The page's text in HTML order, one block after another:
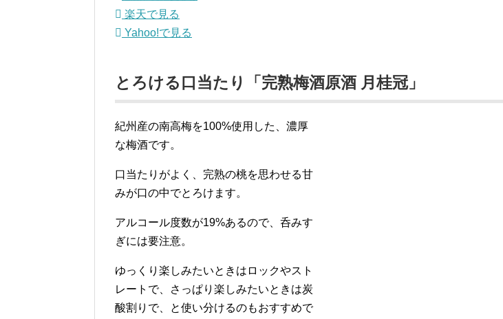
楽天で見る
Yahoo!で見る
とろける口当たり「完熟梅酒原酒 月桂冠」
紀州産の南高梅を100%使用した、濃厚
な梅酒です。
口当たりがよく、完熟の桃を思わせる甘
みが口の中でとろけます。
アルコール度数が19%あるので、呑みす
ぎには要注意。
ゆっくり楽しみたいときはロックやスト
レートで、さっぱり楽しみたいときは炭
酸割りで、と使い分けるのもおすすめで